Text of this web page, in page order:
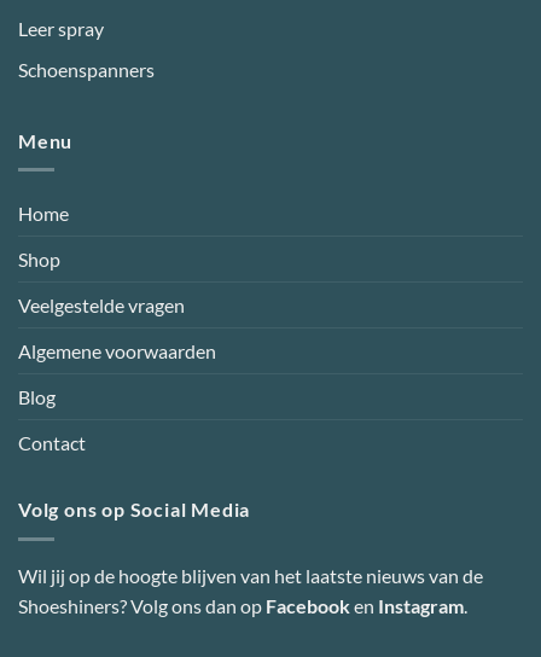
Leer spray
Schoenspanners
Menu
Home
Shop
Veelgestelde vragen
Algemene voorwaarden
Blog
Contact
Volg ons op Social Media
Wil jij op de hoogte blijven van het laatste nieuws van de
Shoeshiners? Volg ons dan op Facebooken Instagram.